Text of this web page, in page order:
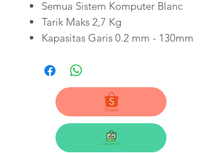
Semua Sistem Komputer Blanc
Tarik Maks 2,7 Kg
Kapasitas Garis 0.2 mm - 130mm